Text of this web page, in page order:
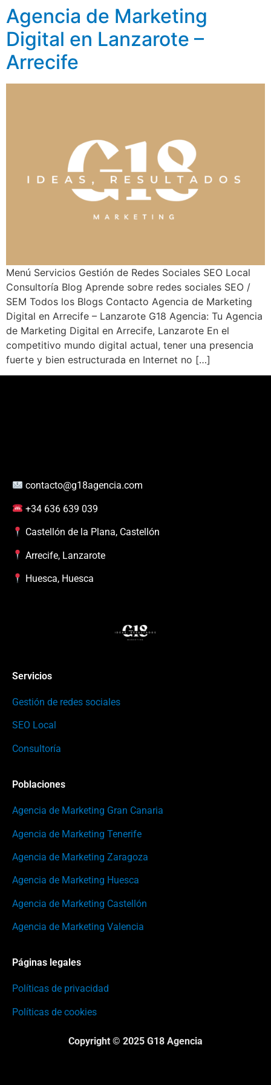
Agencia de Marketing
Digital en Lanzarote –
Arrecife
Menú Servicios Gestión de Redes Sociales SEO Local
Consultoría Blog Aprende sobre redes sociales SEO /
SEM Todos los Blogs Contacto Agencia de Marketing
Digital en Arrecife – Lanzarote G18 Agencia: Tu Agencia
de Marketing Digital en Arrecife, Lanzarote En el
competitivo mundo digital actual, tener una presencia
fuerte y bien estructurada en Internet no […]
contacto@g18agencia.com
+34 636 639 039
Castellón de la Plana, Castellón
Arrecife, Lanzarote
Huesca, Huesca
Servicios
Gestión de redes sociales
SEO Local
Consultoría
Poblaciones
Agencia de Marketing Gran Canaria
Agencia de Marketing Tenerife
Agencia de Marketing Zaragoza
Agencia de Marketing Huesca
Agencia de Marketing Castellón
Agencia de Marketing Valencia
Páginas legales
Políticas de privacidad
Políticas de cookies
Copyright © 2025 G18 Agencia